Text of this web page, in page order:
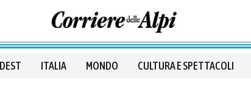
ITALIA MONDO CULTURA E SPETTACOLI